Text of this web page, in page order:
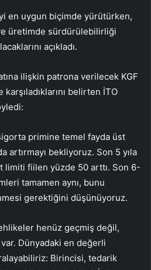
en uygun biçimde yürütürken,
üretimde sürdürülebilirliği
açıkladı.
ilişkin patrona verilecek KGF
belirten İTO
primine temel fayda üst
artırmayı bekliyoruz. Son 5 yıla
limiti fiilen yüzde 50 arttı. Son 6-
tamamen aynı, bunu
gerektiğini düşünüyoruz.
henüz geçmiş değil,
Dünyadaki en değerli
Birincisi, tedarik